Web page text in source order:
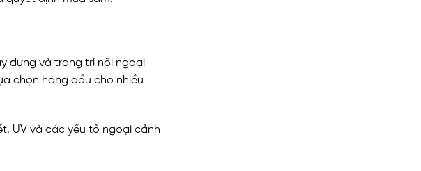
dựng và trang trí nội ngoại
chọn hàng đầu cho nhiều
UV và các yếu tố ngoại cảnh